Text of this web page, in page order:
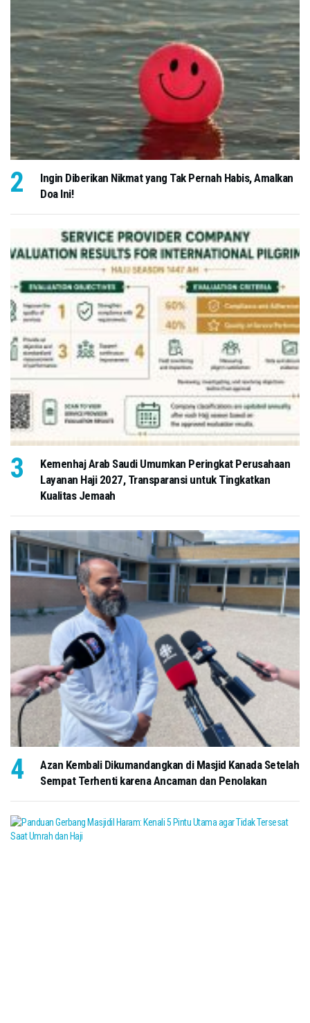
Ingin Diberikan Nikmat yang Tak Pernah Habis, Amalkan
Doa Ini!
Kemenhaj Arab Saudi Umumkan Peringkat Perusahaan
Layanan Haji 2027, Transparansi untuk Tingkatkan
Kualitas Jemaah
Azan Kembali Dikumandangkan di Masjid Kanada Setelah
Sempat Terhenti karena Ancaman dan Penolakan